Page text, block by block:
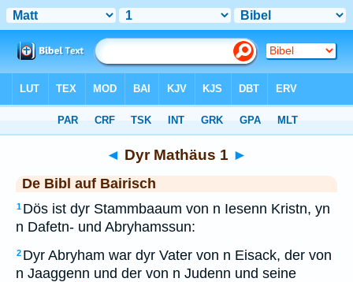
◄ Dyr Mathäus 1 ►
De Bibl auf Bairisch
1 Dös ist dyr Stammbaaum von n Iesenn Kristn, yn
n Dafetn- und Abryhamssun:
2 Dyr Abryham war dyr Vater von n Eisack, der von
n Jaaggenn und der von n Judenn und seine